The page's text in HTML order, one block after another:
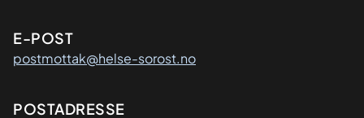
E-POST
postmottak@helse-sorost.no
Adresse
POSTADRESSE